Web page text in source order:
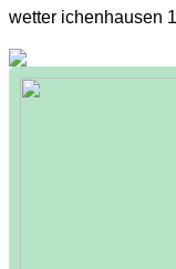
wetter ichenhausen